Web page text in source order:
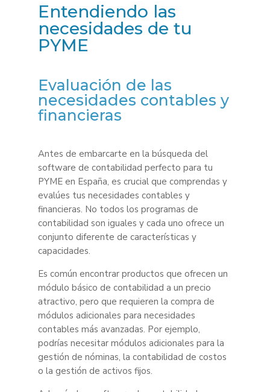
Entendiendo las
necesidades de tu
PYME
Evaluación de las
necesidades contables y
financieras
Antes de embarcarte en la búsqueda del
software de contabilidad perfecto para tu
PYME en España, es crucial que comprendas y
evalúes tus necesidades contables y
financieras. No todos los programas de
contabilidad son iguales y cada uno ofrece un
conjunto diferente de características y
capacidades.
Es común encontrar productos que ofrecen un
módulo básico de contabilidad a un precio
atractivo, pero que requieren la compra de
módulos adicionales para necesidades
contables más avanzadas. Por ejemplo,
podrías necesitar módulos adicionales para la
gestión de nóminas, la contabilidad de costos
o la gestión de activos fijos.